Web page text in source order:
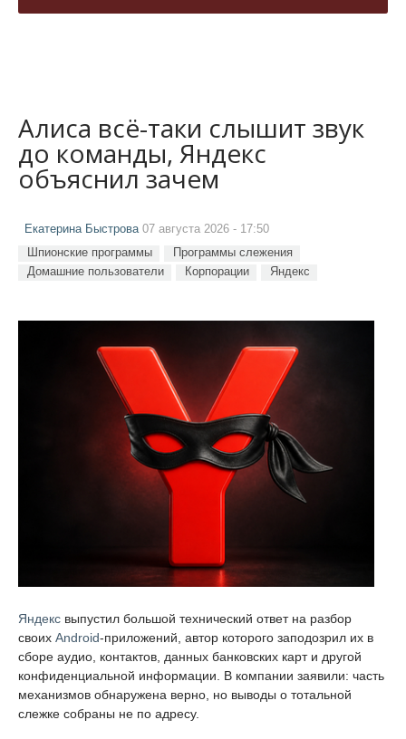
Алиса всё-таки слышит звук
до команды, Яндекс
объяснил зачем
Екатерина Быстрова 07 августа 2026 - 17:50
Шпионские программы
Программы слежения
Домашние пользователи
Корпорации Яндекс
Яндекс выпустил большой технический ответ на разбор
своих Android-приложений, автор которого заподозрил их в
сборе аудио, контактов, данных банковских карт и другой
конфиденциальной информации. В компании заявили: часть
механизмов обнаружена верно, но выводы о тотальной
слежке собраны не по адресу.